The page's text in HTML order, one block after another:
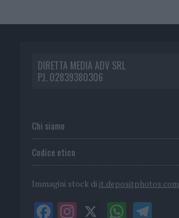
DIRETTA MEDIA ADV SRL
P.I. 02839380306
Chi siamo
Codice etico
Immagini stock di it.depositphotos.com